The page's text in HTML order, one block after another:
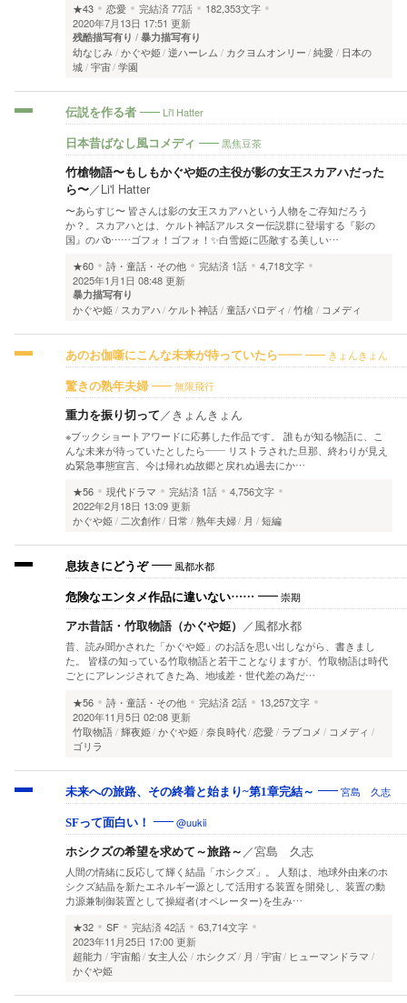
★43
恋愛 完結済77話
182,353文字
2020年7月13日 17:51 更新
残酷描写有り 暴力描写有り
幼なじみ かぐや姫 逆ハーレム カクヨムオンリー 純愛
日本の
城 宇宙 学園
伝説を作る者 Li'l Hatter
日本昔ばなし風コメディ 黒焦豆茶
竹槍物語〜もしもかぐや姫の主役が影の女王スカアハだった
ら〜／Li'l Hatter
〜あらすじ〜 皆さんは影の女王スカアハという人物をご存知だろう
か？。スカアハとは、ケルト神話アルスター伝説群に登場する『影の
国』のバb……ゴフォ！ゴフォ！✨白雪姫に匹敵する美しい…
★60
詩・童話・その他 完結済 1話
4,718文字
2025年1月1日 08:48 更新
暴力描写有り
かぐや姫 スカアハ ケルト神話 童話パロディ 竹槍 コメディ
あのお伽噺にこんな未来が待っていたら―― きょんきょん
驚きの熟年夫婦 無限飛行
重力を振り切って／ きょんきょん
※ブックショートアワードに応募した作品です。 誰もが知る物語に、こ
んな未来が待っていたとしたら―― リストラされた旦那、終わりが見え
ぬ緊急事態宣言、今は帰れぬ故郷と戻れぬ過去にか…
★56
現代ドラマ 完結済 1話
4,756文字
2022年2月18日 13:09 更新
かぐや姫
二次創作 日常 熟年夫婦 月 短編
息抜きにどうぞ 風都水都
危険なエンタメ作品に違いない…… 崇期
アホ昔話・竹取物語（かぐや姫） ／風都水都
昔、読み聞かされた「かぐや姫」のお話を思い出しながら、書きまし
た。 皆様の知っている竹取物語と若干ことなりますが、竹取物語は時代
ごとにアレンジされてきた為、地域差・世代差の為だ…
★56
詩・童話・その他 完結済2話
13,257文字
2020年11月5日 02:08 更新
竹取物語 輝夜姫 かぐや姫 奈良時代 恋愛 ラブコメ
コメディ
ゴリラ
未来への旅路、その終着と始まり~第1章完結～ 宮島 久志
SFって面白い！ @uukii
ホシクズの希望を求めて～旅路～ ／宮島 久志
人間の情緒に反応して輝く結晶「ホシクズ」。 人類は、地球外由来のホ
シクズ結晶を新たエネルギー源として活用する装置を開発し、装置の動
力源兼制御装置として操縦者(オペレーター)を生み…
★32
SF 完結済42話
63,714文字
2023年11月25日 17:00 更新
超能力
宇宙船 女主人公 ホシクズ 月 宇宙
ヒューマンドラマ
かぐや姫